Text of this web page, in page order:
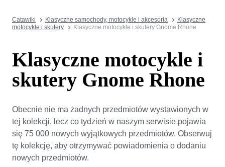
Catawiki Klasyczne samochody, motocykle i akcesoria
Klasyczne
motocykle i skutery
Klasyczne motocykle i skutery Gnome Rhone
Klasyczne motocykle i
skutery Gnome Rhone
Obecnie nie ma żadnych przedmiotów wystawionych w
tej kolekcji, lecz co tydzień w naszym serwisie pojawia
się 75 000 nowych wyjątkowych przedmiotów. Obserwuj
tę kolekcję, aby otrzymywać powiadomienia o dodaniu
nowych przedmiotów.